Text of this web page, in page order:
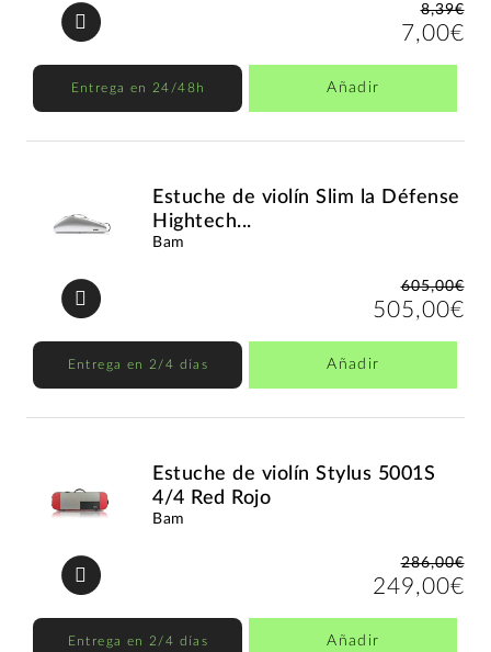
8,39€
7,00€
Entrega en 24/48h Añadir
Estuche de violín Slim la Défense
Hightech...
Bam
605,00€
505,00€
Entrega en 2/4 días Añadir
Estuche de violín Stylus 5001S
4/4 Red Rojo
Bam
286,00€
249,00€
Entrega en 2/4 días Añadir